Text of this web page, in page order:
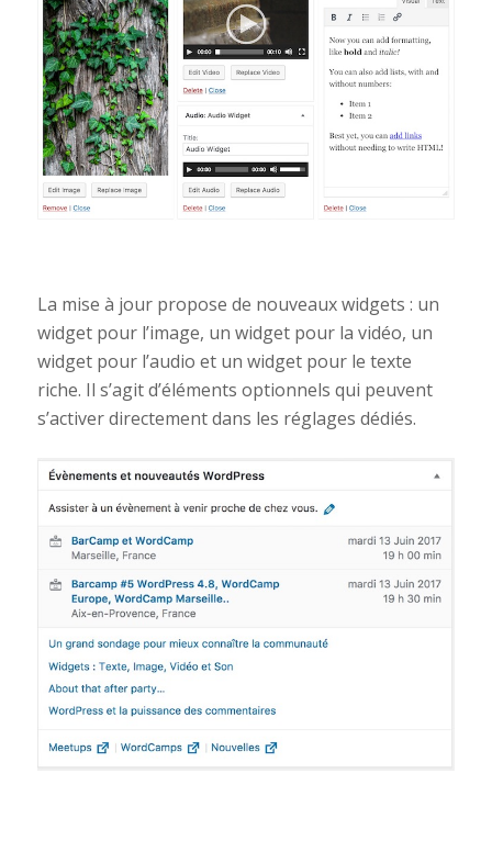
La mise à jour propose de nouveaux widgets : un
widget pour l’image, un widget pour la vidéo, un
widget pour l’audio et un widget pour le texte
riche. Il s’agit d’éléments optionnels qui peuvent
s’activer directement dans les réglages dédiés.